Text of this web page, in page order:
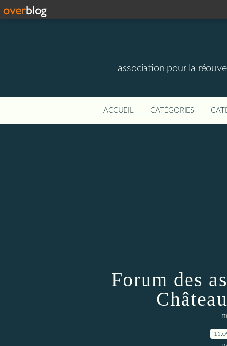
association pour la
ACCUEIL CATÉGORIES
Forum des